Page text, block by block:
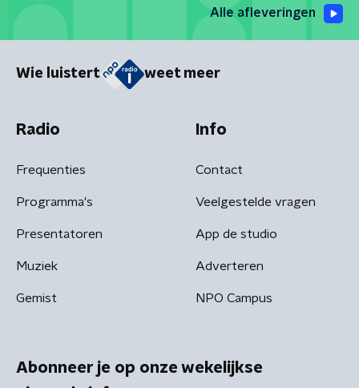
Alle afleveringen
Wie luistert weet meer
Radio
Frequenties
Programma's
Presentatoren
Muziek
Gemist
Info
Contact
Veelgestelde vragen
App de studio
Adverteren
NPO Campus
Abonneer je op onze wekelijkse